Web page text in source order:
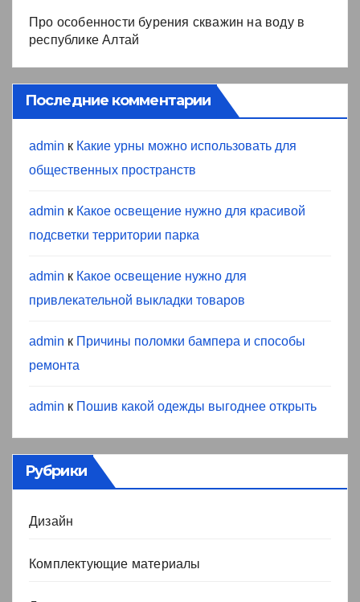
Про особенности бурения скважин на воду в
республике Алтай
Последние комментарии
admin к Какие урны можно использовать для
общественных пространств
admin к Какое освещение нужно для красивой
подсветки территории парка
admin к Какое освещение нужно для
привлекательной выкладки товаров
admin к Причины поломки бампера и способы
ремонта
admin к Пошив какой одежды выгоднее открыть
Рубрики
Дизайн
Комплектующие материалы